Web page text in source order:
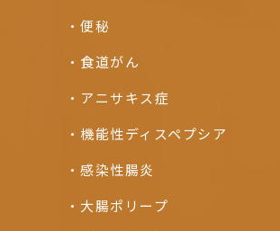
便秘
食道がん
アニサキス症
機能性ディスペプシア
感染性腸炎
大腸ポリープ